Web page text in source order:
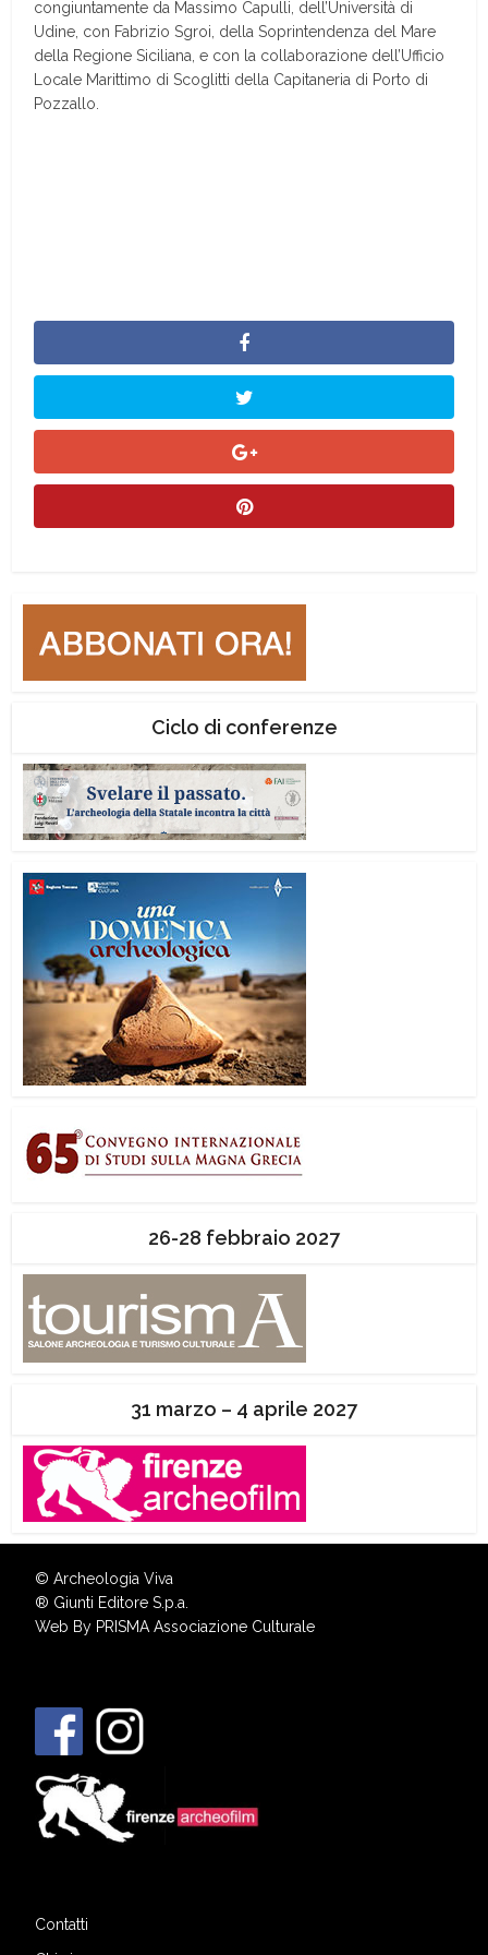
congiuntamente da Massimo Capulli, dell’Università di
Udine, con Fabrizio Sgroi, della Soprintendenza del Mare
della Regione Siciliana, e con la collaborazione dell’Ufficio
Locale Marittimo di Scoglitti della Capitaneria di Porto di
Pozzallo.
Ciclo di conferenze
26-28 febbraio 2027
31 marzo – 4 aprile 2027
© Archeologia Viva
® Giunti Editore S.p.a.
Web By PRISMA Associazione Culturale
Contatti